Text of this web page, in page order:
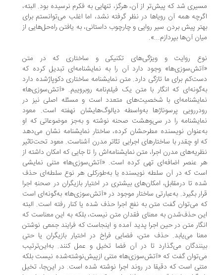
شد که پیش‌تر از آن، ‌هرگز، تنهایی به فکرم نرسیده بود. البته،
همه آن رویاها در نظر گرفته نشد، اما اغلب می‌توانستم برای
پیش‌ بردن سیر روایی و چارچوب داستانی، به یافتن راه‌حل‌هایی از
آن‌‌ها بپردازم...».
روایت و ویژگی‌های تکنیکی و ساختاری که در متن
وجود دارد آن را به نمایشنامه‌ای تبدیل کرده که
برای ما تازگی دارد. متن نمایشنامه ساختاری دکوپاژشده دارد
که انگار با متن یک فیلم‌نامه روبروییم. «آتش‌سوزی‌ها»
با شخصیت‌های متعدد است و مسئله اصلی نیز در
پرسوناژها به‌واسطه دیالوگ‌هایشان نهفته است. معود
را در سی‌وهشت صحنه نوشته و به‌جز موضوعاتی که او
نویسنده مطرحشان کرده، ساختار نمایشنامه نشان می‌دهد
او چقدر با ساختارهای اجرایی تئاتر مدرن آشناست. معود تحت‌تاثیر
مدرن اجرا، متن نمایشنامه‌اش را تا جایی که امکان داشته از
عنصر اضافه‌ای تهی کرده است. «آتش‌سوزی‌ها» متنی نمایشی
که در آن سلطه نویسنده یا به‌طورکلی هر نوع سلطه‌ای حذف
تا درمقابل، امکان‌های بیشتری در اختیار بازیگران در صحنهِ اجرا
بگیرد. به‌عبارتی ساختار موجود در «آتش‌سوزی‌ها» به‌گونه‌ای است
می‌توان گفت متن به نفع اجرا حذف شده یا کنار رفته است. البته
حذف‌شدن به معنای فقدان متن نیست، بلکه به این معناست که
متن در حین اجرا پدید آمده و اینجاست که فرایند جمعی نوشتن
می‌یابد. حذف متن، فضایی فراخ در اختیار بازیگران یا حتی
می‌گذارد تا در آن فضا تخیل و عمل کنند. به‌این‌ترتیب
گفت که «آتش‌سوزی‌ها» متنی ازپیش‌نوشته‌شده نیست بلکه
است که دقیقا در روند اجرا نوشته شده است. در این‌جا، تخیل